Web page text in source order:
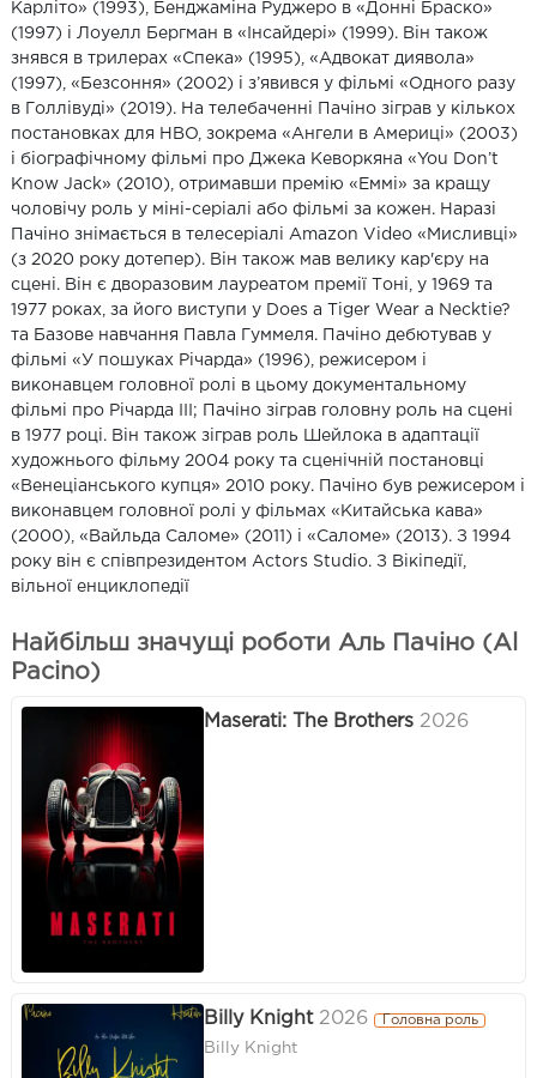
Карліто» (1993), Бенджаміна Руджеро в «Донні Браско»
(1997) і Лоуелл Бергман в «Інсайдері» (1999). Він також
знявся в трилерах «Спека» (1995), «Адвокат диявола»
(1997), «Безсоння» (2002) і з’явився у фільмі «Одного разу
в Голлівуді» (2019). На телебаченні Пачіно зіграв у кількох
постановках для HBO, зокрема «Ангели в Америці» (2003)
і біографічному фільмі про Джека Кеворкяна «You Don’t
Know Jack» (2010), отримавши премію «Еммі» за кращу
чоловічу роль у міні-серіалі або фільмі за кожен. Наразі
Пачіно знімається в телесеріалі Amazon Video «Мисливці»
(з 2020 року дотепер). Він також мав велику кар'єру на
сцені. Він є дворазовим лауреатом премії Тоні, у 1969 та
1977 роках, за його виступи у Does a Tiger Wear a Necktie?
та Базове навчання Павла Гуммеля. Пачіно дебютував у
фільмі «У пошуках Річарда» (1996), режисером і
виконавцем головної ролі в цьому документальному
фільмі про Річарда III; Пачіно зіграв головну роль на сцені
в 1977 році. Він також зіграв роль Шейлока в адаптації
художнього фільму 2004 року та сценічній постановці
«Венеціанського купця» 2010 року. Пачіно був режисером і
виконавцем головної ролі у фільмах «Китайська кава»
(2000), «Вайльда Саломе» (2011) і «Саломе» (2013). З 1994
року він є співпрезидентом Actors Studio.​ З Вікіпедії,
вільної енциклопедії
Найбільш значущі роботи Аль Пачіно (Al
Pacino)
Maserati: The Brothers 2026
Billy Knight 2026 Головна роль
Billy Knight